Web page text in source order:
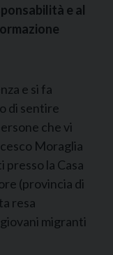
e al
e si fa
di sentire
che vi
Moraglia
la Casa
(provincia di
resa
migranti